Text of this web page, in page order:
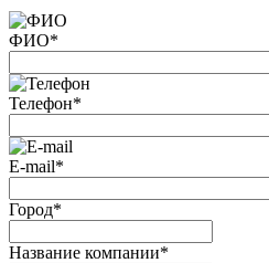
ФИО*
Телефон*
E-mail*
Город*
Название компании*